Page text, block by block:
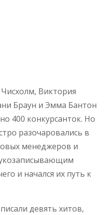
Виктория
Браун и Эмма Бантон
400 конкурсанток. Но
разочаровались в
менеджеров и
и начался их путь к
девять хитов,